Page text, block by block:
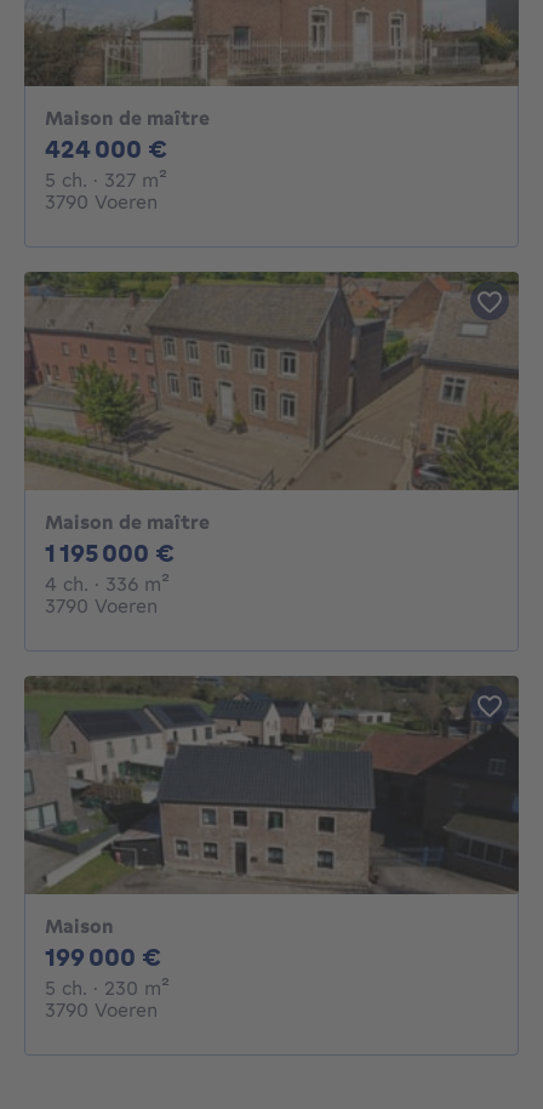
Maison de maître
424 000 €
5 ch. 5 chambres
· 327 m²
3790 Voeren
Maison de maître
1 195 000 €
4 ch. 4 chambres
· 336 m²
3790 Voeren
Maison
199 000 €
5 ch. 5 chambres
· 230 m²
3790 Voeren